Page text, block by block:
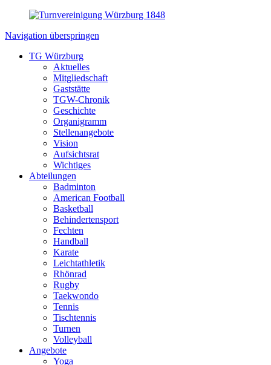
Navigation überspringen
TG Würzburg
Aktuelles
Mitgliedschaft
Gaststätte
TGW-Chronik
Geschichte
Organigramm
Stellenangebote
Vision
Aufsichtsrat
Wichtiges
Abteilungen
Badminton
American Football
Basketball
Behindertensport
Fechten
Handball
Karate
Leichtathletik
Rhönrad
Rugby
Taekwondo
Tennis
Tischtennis
Turnen
Volleyball
Angebote
Yoga